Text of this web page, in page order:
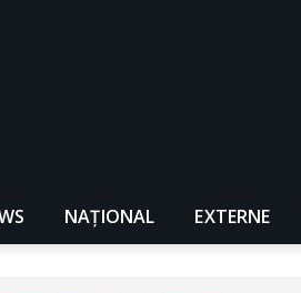
NAŢIONAL EXTERNE